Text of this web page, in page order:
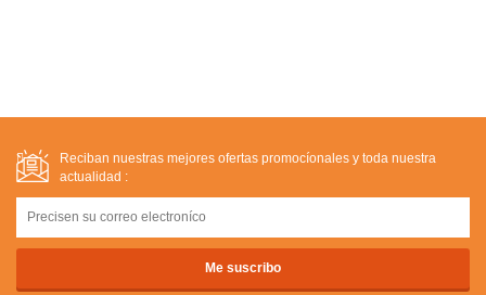
Reciban nuestras mejores ofertas promocíonales y toda nuestra
actualidad :